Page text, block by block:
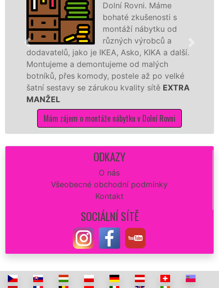
Dolní Rovni. Máme
bohaté zkušenosti s
montáží nábytku od
různých výrobců a
jako je IKEA, Asko, KIKA a další.
a demontujeme od malých
komody, postele až po velké
se zárukou kvality sítěEXTRA
zájem o montáže nábytku v Dolní Rovni
různých
Nobilie,
tuto
ODKAZY
O nás
Všeobecné obchodní podmínky
Kontakt
SOCIÁLNÍ SÍTĚ